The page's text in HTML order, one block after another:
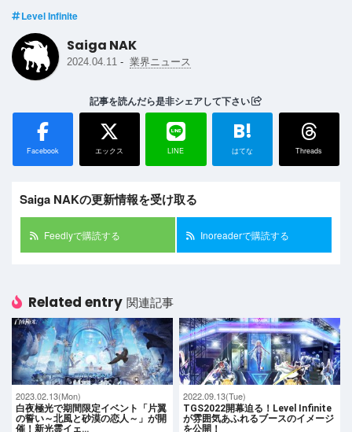
Level Infinite
Saiga NAK
業界ニュース
記事を読んだら是非シェアして下さい
B!
はてな
Saiga NAKの更新情報を受け取る
Feedlyで購読する Inoreaderで購読する
Related entry 関連記事
2023.02.13(Mon)
白夜極光で期間限定イベント「片翼
の誓い～北風と砂漠の恋人～」が開
2022.09.13(Tue)
TGS2022開幕迫る！Level Infinite
が雰囲気あふれるブースのイメージ